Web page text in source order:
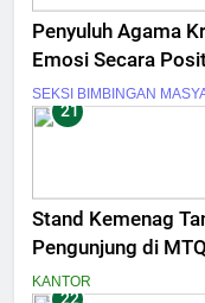
Penyuluh Agama
Emosi Secara
SEKSI BIMBINGAN
21
Stand Kemenag
Pengunjung di
KANTOR
22